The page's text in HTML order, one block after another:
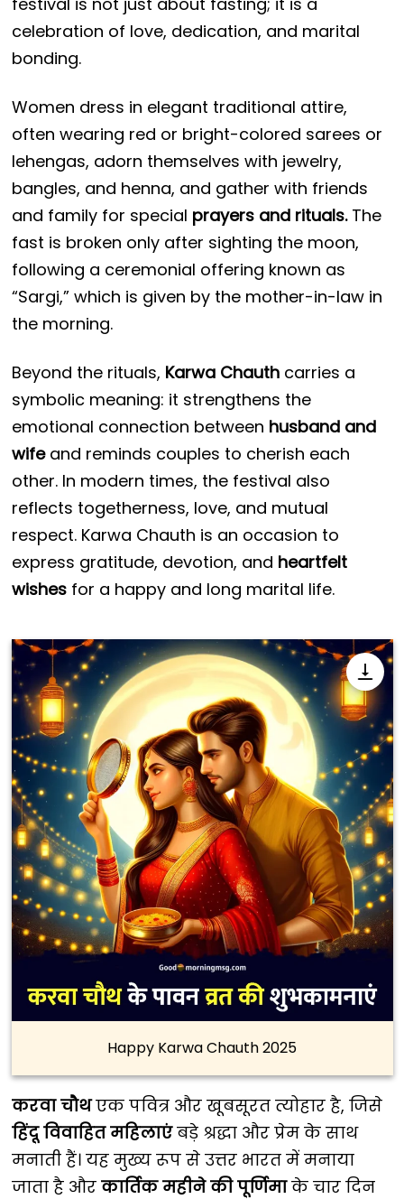
celebration of love, dedication, and marital
bonding.
Women dress in elegant traditional attire,
often wearing red or bright-colored sarees or
lehengas, adorn themselves with jewelry,
bangles, and henna, and gather with friends
and family for special prayers and rituals.The
fast is broken only after sighting the moon,
following a ceremonial offering known as
“Sargi,” which is given by the mother-in-law in
the morning.
Beyond the rituals, Karwa Chauthcarries a
symbolic meaning: it strengthens the
emotional connection between husband and
wifeand reminds couples to cherish each
other. In modern times, the festival also
reflects togetherness, love, and mutual
respect. Karwa Chauth is an occasion to
express gratitude, devotion, and heartfelt
wishesfor a happy and long marital life.
Happy Karwa Chauth 2025
करवा चौथएक पवित्र और खूबसूरत त्योहार है, जिसे
हिंदू विवाहित महिलाएंबड़े श्रद्धा और प्रेम के साथ
मनाती हैं। यह मुख्य रूप से उत्तर भारत में मनाया
जाता है और कार्तिक महीने की पूर्णिमाके चार दिन